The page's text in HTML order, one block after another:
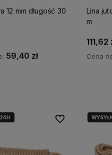
12 mm długość 30
59,40 zł
Lina
m
111,62
Cena
Do ulubionych